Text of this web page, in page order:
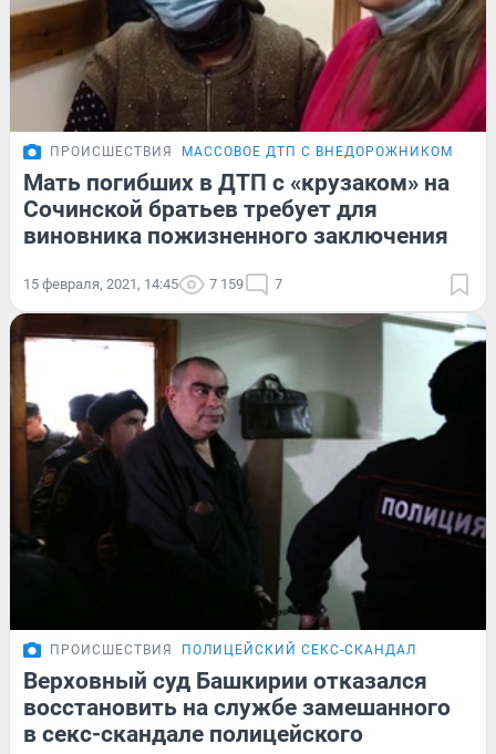
ПРОИСШЕСТВИЯ МАССОВОЕ ДТП С ВНЕДОРОЖНИКОМ
Мать погибших в ДТП с «крузаком» на
Сочинской братьев требует для
виновника пожизненного заключения
15 февраля, 2021, 14:45 7 159 7
ПРОИСШЕСТВИЯ ПОЛИЦЕЙСКИЙ СЕКС-СКАНДАЛ
Верховный суд Башкирии отказался
восстановить на службе замешанного
в секс-скандале полицейского